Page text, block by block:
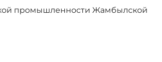
промышленности Жамбылской